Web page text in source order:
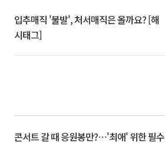
입추매직 '불발', 처서매직은 올까요? [해
시태그]
콘서트 갈 때 응원봉만?⋯'최애' 위한 필수